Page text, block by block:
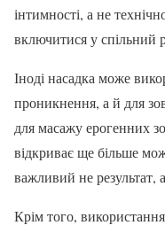
інтимності, а не
включитися у спільний
Іноді насадка може
проникнення, а й для
для масажу ерогенних
відкриває ще більше
важливий не результат,
Крім того,